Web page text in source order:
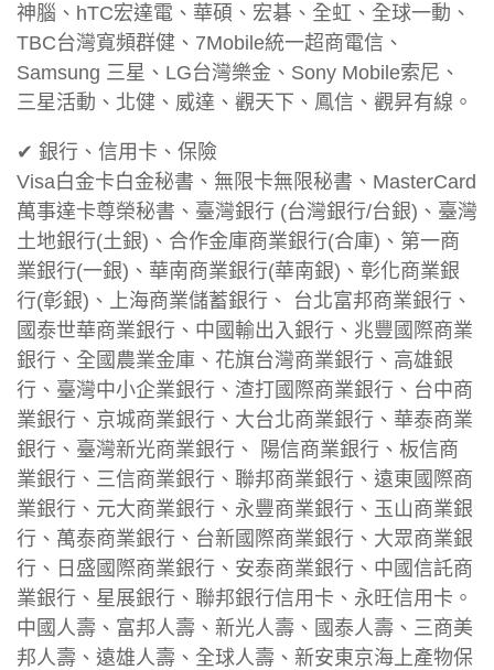
神腦、hTC宏達電、華碩、宏碁、全虹、全球一動、
TBC台灣寬頻群健、7Mobile統一超商電信、
Samsung 三星、LG台灣樂金、Sony Mobile索尼、
三星活動、北健、威達、觀天下、鳳信、觀昇有線。
✔ 銀行、信用卡、保險
Visa白金卡白金秘書、無限卡無限秘書、MasterCard
萬事達卡尊榮秘書、臺灣銀行 (台灣銀行/台銀)、臺灣
土地銀行(土銀)、合作金庫商業銀行(合庫)、第一商
業銀行(一銀)、華南商業銀行(華南銀)、彰化商業銀
行(彰銀)、上海商業儲蓄銀行、 台北富邦商業銀行、
國泰世華商業銀行、中國輸出入銀行、兆豐國際商業
銀行、全國農業金庫、花旗台灣商業銀行、高雄銀
行、臺灣中小企業銀行、渣打國際商業銀行、台中商
業銀行、京城商業銀行、大台北商業銀行、華泰商業
銀行、臺灣新光商業銀行、 陽信商業銀行、板信商
業銀行、三信商業銀行、聯邦商業銀行、遠東國際商
業銀行、元大商業銀行、永豐商業銀行、玉山商業銀
行、萬泰商業銀行、台新國際商業銀行、大眾商業銀
行、日盛國際商業銀行、安泰商業銀行、中國信託商
業銀行、星展銀行、聯邦銀行信用卡、永旺信用卡。
中國人壽、富邦人壽、新光人壽、國泰人壽、三商美
邦人壽、遠雄人壽、全球人壽、新安東京海上產物保